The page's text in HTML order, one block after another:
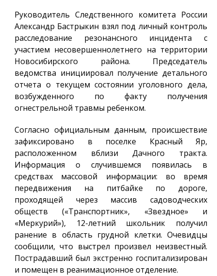
Руководитель Следственного комитета России
Александр Бастрыкин взял под личный контроль
расследование резонансного инцидента с
участием несовершеннолетнего на территории
Новосибирского района. Председатель
ведомства инициировал получение детального
отчета о текущем состоянии уголовного дела,
возбужденного по факту получения
огнестрельной травмы ребенком.
Согласно официальным данным, происшествие
зафиксировано в поселке Красный Яр,
расположенном вблизи Дачного тракта.
Информация о случившемся появилась в
средствах массовой информации: во время
передвижения на питбайке по дороге,
проходящей через массив садоводческих
обществ («Транспортник», «Звездное» и
«Меркурий»), 12-летний школьник получил
ранение в область грудной клетки. Очевидцы
сообщили, что выстрел произвел неизвестный.
Пострадавший был экстренно госпитализирован
и помещен в реанимационное отделение.